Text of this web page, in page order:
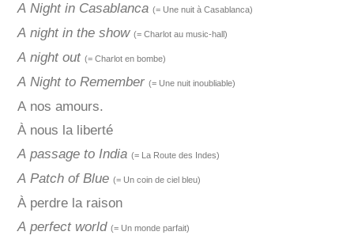
A Night in Casablanca (= Une nuit à Casablanca)
A night in the show (= Charlot au music-hall)
A night out (= Charlot en bombe)
A Night to Remember (= Une nuit inoubliable)
A nos amours.
À nous la liberté
A passage to India (= La Route des Indes)
A Patch of Blue (= Un coin de ciel bleu)
À perdre la raison
A perfect world (= Un monde parfait)